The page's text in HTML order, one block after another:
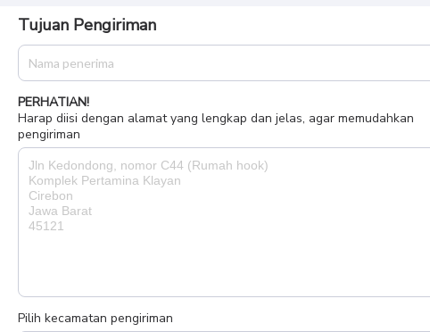
Tujuan Pengiriman
PERHATIAN!
Harap diisi dengan alamat yang lengkap dan jelas, agar memudahkan
pengiriman
Pilih kecamatan pengiriman